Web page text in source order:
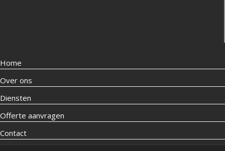
Home
Over ons
Diensten
Offerte aanvragen
Contact